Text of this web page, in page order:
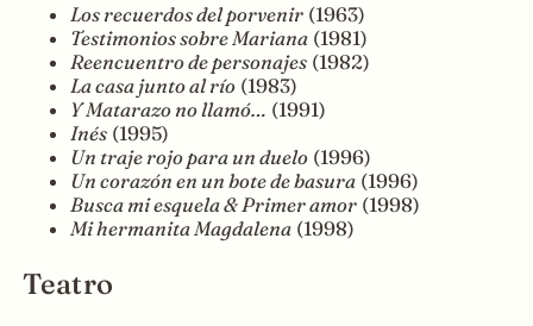
Los recuerdos del porvenir(1963)
Testimonios sobre Mariana(1981)
Reencuentro de personajes(1982)
La casa junto al río(1983)
Y Matarazo no llamó… (1991)
Inés(1995)
Un traje rojo para un duelo(1996)
Un corazón en un bote de basura(1996)
Busca mi esquela & Primer amor(1998)
Mi hermanita Magdalena(1998)
Teatro